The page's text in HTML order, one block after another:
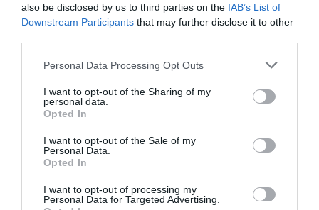
also be disclosed by us to third parties on the IAB’s List of
Downstream Participants that may further disclose it to other
Please note that this website/app uses one or more Google
not limited to your visit or usage behaviour. You may click to
grant or deny consent to Google and its third-party tags to
use your data for below specified purposes in below Google
consent section.
Personal Data Processing Opt Outs
I want to opt-out of the Sharing of my
personal data.
Opted In
I want to opt-out of the Sale of my
Personal Data.
Opted In
I want to opt-out of processing my
Personal Data for Targeted Advertising.